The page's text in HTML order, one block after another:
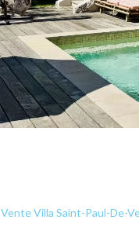
Vente Villa Saint-Paul-De-